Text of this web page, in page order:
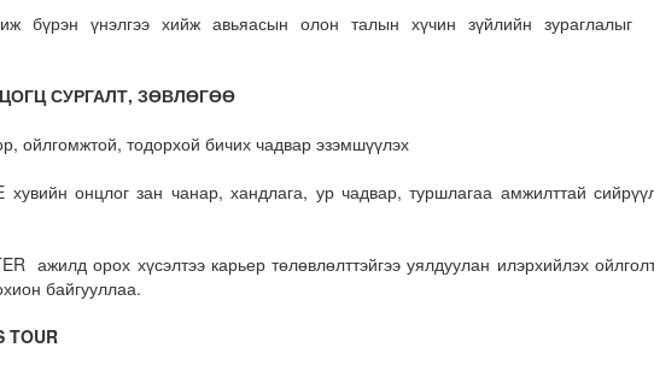
бүрэн үнэлгээ хийж авьяасын олон талын хүчин зүйлийн зураглалыг
СУРГАЛТ, ЗӨВЛӨГӨӨ
ойлгомжтой, тодорхой бичих чадвар эзэмшүүлэх
онцлог зан чанар, хандлага, ур чадвар, туршлагаа амжилттай
ажилд орох хүсэлтээ карьер төлөвлөлттэйгээ уялдуулан илэрхийлэх
байгууллаа.
TOUR